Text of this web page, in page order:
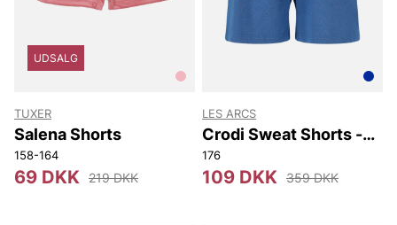
UDSALG
TUXER
Salena Shorts
158-164
69 DKK 219 DKK
LES ARCS
Crodi Sweat Shorts -
Youth
176
109 DKK 359 DKK